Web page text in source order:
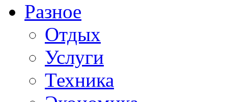
Разное
Отдых
Услуги
Техника